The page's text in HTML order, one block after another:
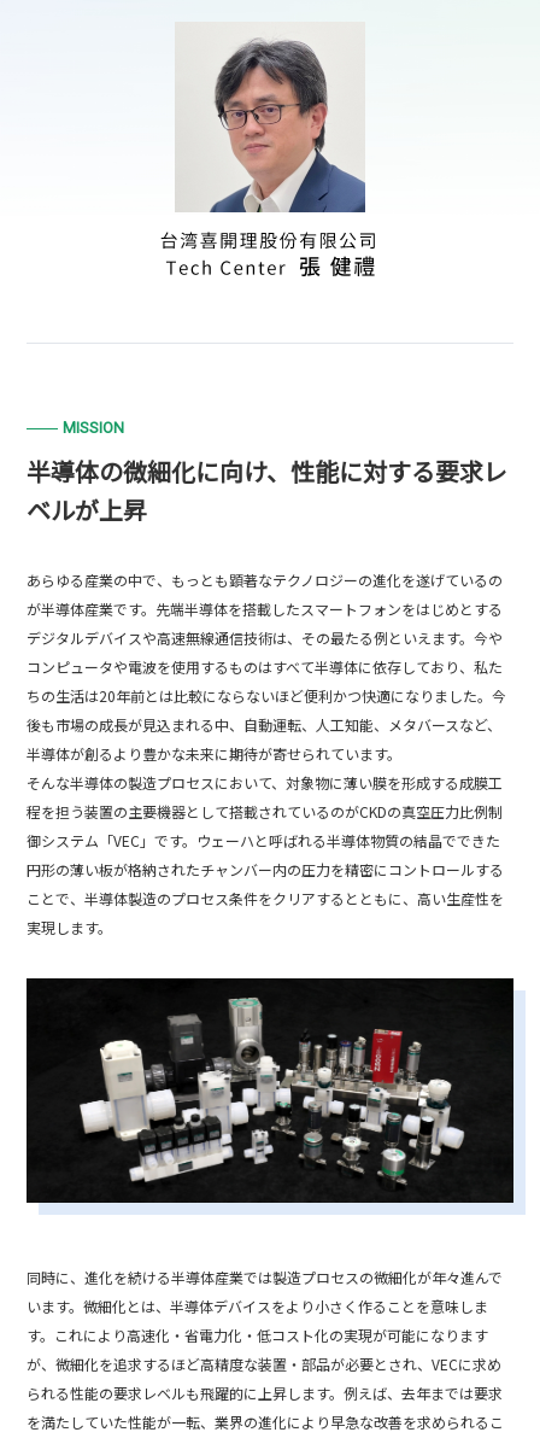
MISSION
半導体の微細化に向け、性能に対する要求レ
ベルが上昇
あらゆる産業の中で、もっとも顕著なテクノロジーの進化を遂げているの
が半導体産業です。先端半導体を搭載したスマートフォンをはじめとする
デジタルデバイスや高速無線通信技術は、その最たる例といえます。今や
コンピュータや電波を使用するものはすべて半導体に依存しており、私た
ちの生活は20年前とは比較にならないほど便利かつ快適になりました。今
後も市場の成長が見込まれる中、自動運転、人工知能、メタバースなど、
半導体が創るより豊かな未来に期待が寄せられています。
そんな半導体の製造プロセスにおいて、対象物に薄い膜を形成する成膜工
程を担う装置の主要機器として搭載されているのがCKDの真空圧力比例制
御システム「VEC」です。ウェーハと呼ばれる半導体物質の結晶でできた
円形の薄い板が格納されたチャンバー内の圧力を精密にコントロールする
ことで、半導体製造のプロセス条件をクリアするとともに、高い生産性を
実現します。
同時に、進化を続ける半導体産業では製造プロセスの微細化が年々進んで
います。微細化とは、半導体デバイスをより小さく作ることを意味しま
す。これにより高速化・省電力化・低コスト化の実現が可能になります
が、微細化を追求するほど高精度な装置・部品が必要とされ、VECに求め
られる性能の要求レベルも飛躍的に上昇します。例えば、去年までは要求
を満たしていた性能が一転、業界の進化により早急な改善を求められるこ